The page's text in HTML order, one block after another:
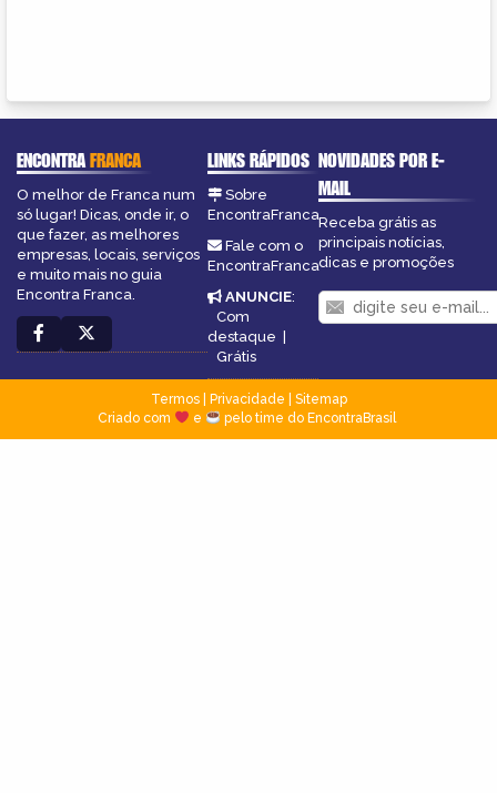
ENCONTRAFRANCA
O melhor de Franca num
só lugar! Dicas, onde ir, o
que fazer, as melhores
empresas, locais, serviços
e muito mais no guia
Encontra Franca.
LINKS RÁPIDOS
Sobre
EncontraFranca
Fale com o
EncontraFranca
ANUNCIE:
Com
destaque
Grátis
NOVIDADES POR E-
MAIL
Receba grátis as
principais notícias,
dicas e promoções
Termos| Privacidade
Sitemap
Criado com
e pelo time do EncontraBrasil